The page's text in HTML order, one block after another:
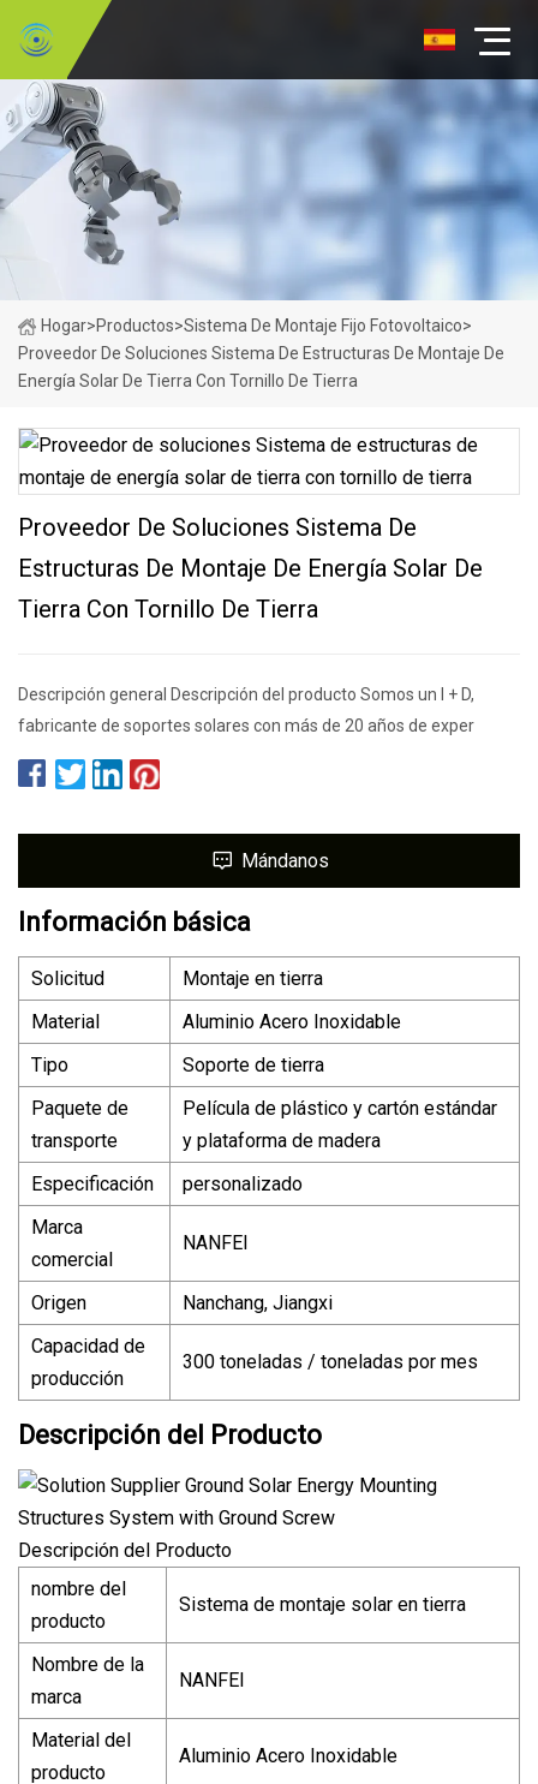
Hogar>Productos>Sistema De Montaje Fijo Fotovoltaico>
Proveedor De Soluciones Sistema De Estructuras De Montaje De
Energía Solar De Tierra Con Tornillo De Tierra
Proveedor De Soluciones Sistema De
Estructuras De Montaje De Energía Solar De
Tierra Con Tornillo De Tierra
Descripción general Descripción del producto Somos un I + D,
fabricante de soportes solares con más de 20 años de exper
Mándanos
Información básica
Solicitud
Montaje en tierra
Material
Aluminio Acero Inoxidable
Tipo
Soporte de tierra
Paquete de
transporte
Película de plástico y cartón estándar
y plataforma de madera
Especificación
personalizado
Marca
comercial
NANFEI
Origen
Nanchang, Jiangxi
Capacidad de
producción
300 toneladas / toneladas por mes
Descripción del Producto
Descripción del Producto
nombre del
producto
Sistema de montaje solar en tierra
Nombre de la
marca
NANFEI
Material del
producto
Aluminio Acero Inoxidable